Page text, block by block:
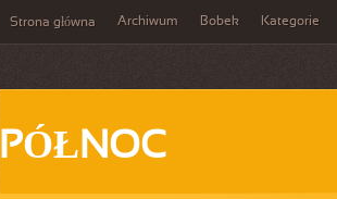
Strona główna Archiwum Bobek Kategorie
PÓŁNOC